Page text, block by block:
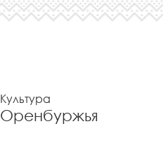
Культура
Оренбуржья